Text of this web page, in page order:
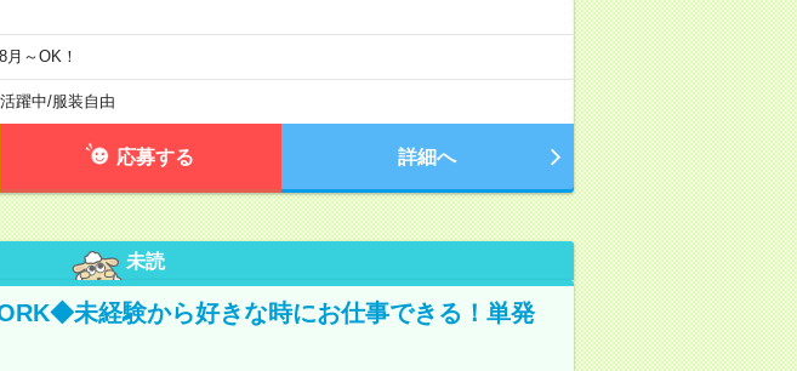
～OK！
躍中/服装自由
応募する 詳細へ
未読
未経験から好きな時にお仕事できる！単発